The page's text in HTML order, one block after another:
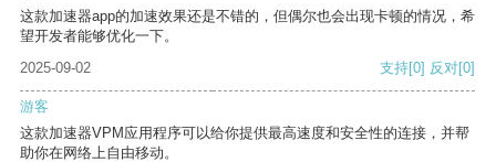
这款加速器app的加速效果还是不错的，但偶尔也会出现卡顿的情况，希
望开发者能够优化一下。
2025-09-02
支持[0] 反对[0]
游客
这款加速器VPM应用程序可以给你提供最高速度和安全性的连接，并帮
助你在网络上自由移动。